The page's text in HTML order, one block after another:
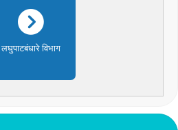
लघुपाटबंधारे विभाग